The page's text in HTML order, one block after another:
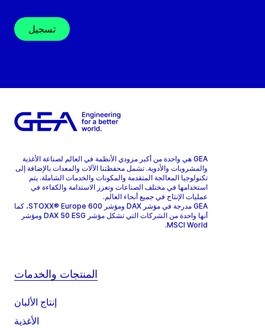
تسجيل
GEA هي واحدة من أكبر مزودي الأنظمة في العالم لصناعة الأغذية
والمشروبات والأدوية. تشمل محفظتنا الآلات والمعدات بالإضافة إلى
تكنولوجيا المعالجة المتقدمة والمكونات والخدمات الشاملة. يتم
استخدامها في مختلف الصناعات وتعزز الاستدامة والكفاءة في
عمليات الإنتاج في جميع أنحاء العالم.
GEA مدرجة في مؤشر DAX ومؤشر STOXX® Europe 600، كما
أنها واحدة من الشركات التي تشكل مؤشر DAX 50 ESG ومؤشر
MSCI World.
المنتجات والخدمات
إنتاج الألبان
الأغذية